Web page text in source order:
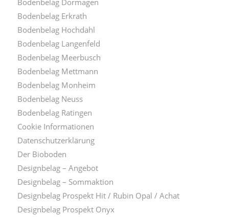
Bodenbelag Erkrath
Bodenbelag Hochdahl
Bodenbelag Langenfeld
Bodenbelag Meerbusch
Bodenbelag Mettmann
Bodenbelag Monheim
Bodenbelag Neuss
Bodenbelag Ratingen
Cookie Informationen
Datenschutzerklärung
Der Bioboden
Designbelag – Angebot
Designbelag – Sommaktion
Designbelag Prospekt Hit / Rubin Opal / Achat
Designbelag Prospekt Onyx